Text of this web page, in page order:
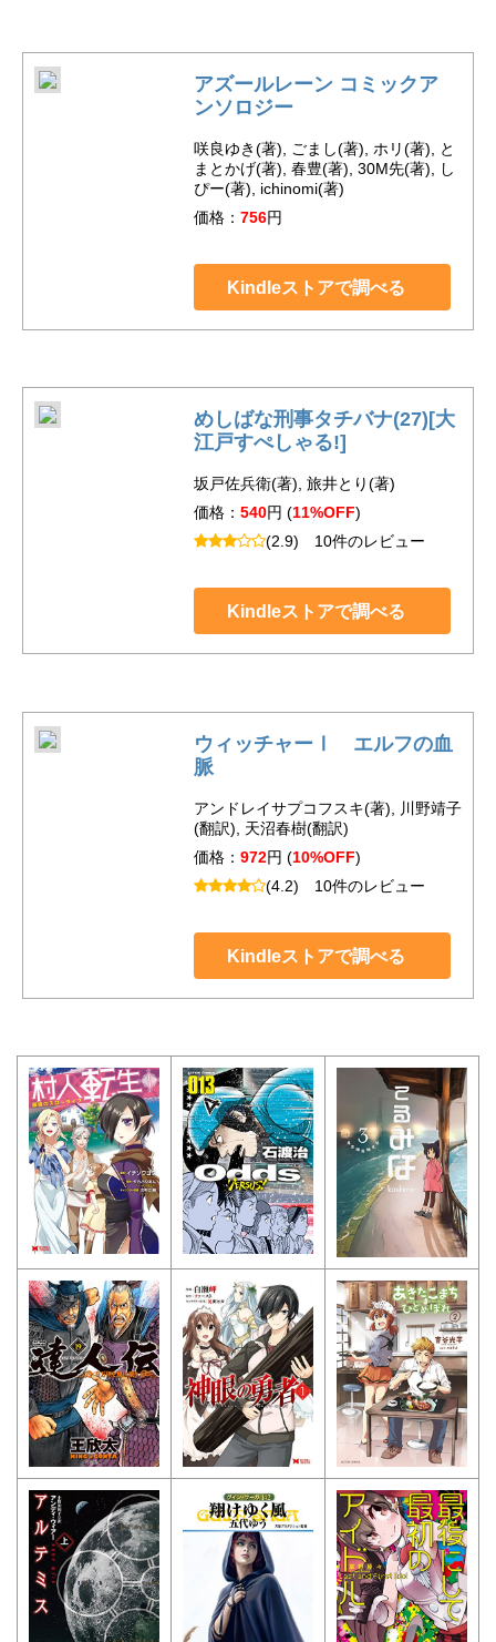
アズールレーン コミックア
ンソロジー
咲良ゆき(著), ごまし(著), ホリ(著), と
まとかげ(著), 春豊(著), 30M先(著), し
ぴー(著), ichinomi(著)
価格： 756円
Kindleストアで調べる
めしばな刑事タチバナ(27)[大
江戸すぺしゃる!]
坂戸佐兵衛(著), 旅井とり(著)
価格： 540円 (11%OFF)
(2.9) 10件のレビュー
Kindleストアで調べる
ウィッチャーⅠ エルフの血
脈
アンドレイサプコフスキ(著), 川野靖子
(翻訳), 天沼春樹(翻訳)
価格： 972円 (10%OFF)
(4.2) 10件のレビュー
Kindleストアで調べる